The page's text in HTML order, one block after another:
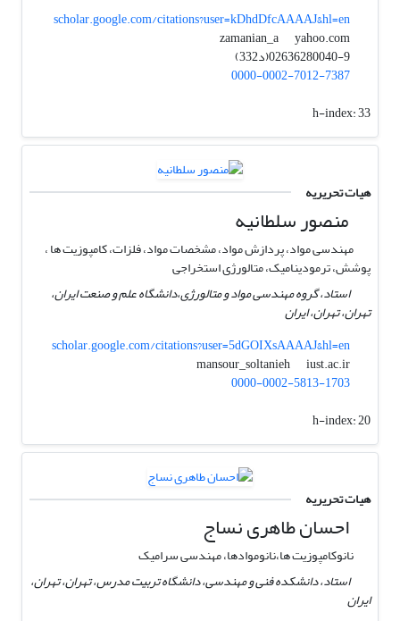
scholar.google.com/citations?user=kDhdDfcAAAAJ&hl=en
zamanian_a
yahoo.com
02636280040-9(د332)
0000-0002-7012-7387
h-index:33
هیات تحریریه
منصور سلطانیه
مهندسی مواد، پردازش مواد، مشخصات مواد، فلزات، کامپوزیت ها ،
پوشش، ترمودینامیک، متالورژی استخراجی
استاد، گروه مهندسی مواد و متالورژی،دانشگاه علم و صنعت ایران،
تهران، تهران، ایران
scholar.google.com/citations?user=5dGOIXsAAAAJ&hl=en
mansour_soltanieh
iust.ac.ir
0000-0002-5813-1703
h-index:20
هیات تحریریه
احسان طاهری نساج
نانوکامپوزیت ها،نانوموادها، مهندسی سرامیک
استاد، دانشکده فنی و مهندسی، دانشگاه تربیت مدرس، تهران، تهران،
ایران